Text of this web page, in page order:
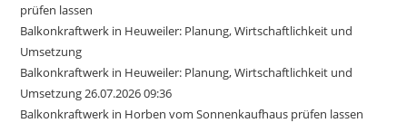
prüfen lassen
Balkonkraftwerk in Heuweiler: Planung, Wirtschaftlichkeit und
Umsetzung
Balkonkraftwerk in Heuweiler: Planung, Wirtschaftlichkeit und
Umsetzung 26.07.2026 09:36
Balkonkraftwerk in Horben vom Sonnenkaufhaus prüfen lassen